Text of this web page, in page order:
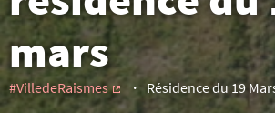
mars
#VilledeRaismes
(External link)
Résidence du 19